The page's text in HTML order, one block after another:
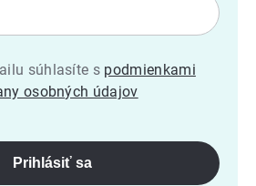
súhlasíte s podmienkami
osobných údajov
Prihlásiť sa